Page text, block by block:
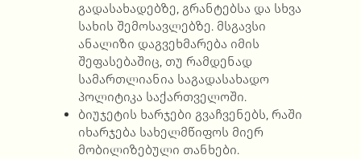
გადასახადებზე, გრანტებსა და სხვა
სახის შემოსავლებზე. მსგავსი
ანალიზი დაგვეხმარება იმის
შეფასებაშიც, თუ რამდენად
სამართლიანია საგადასახადო
პოლიტიკა საქართველოში.
ბიუჯეტის ხარჯები გვაჩვენებს, რაში
იხარჯება სახელმწიფოს მიერ
მობილიზებული თანხები.